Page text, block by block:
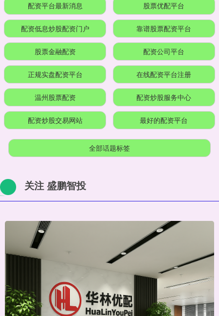
配资平台最新消息 股票优配平台
配资低息炒股配资门户 靠谱股票配资平台
股票金融配资 配资公司平台
正规实盘配资平台 在线配资平台注册
温州股票配资 配资炒股服务中心
配资炒股交易网站 最好的配资平台
全部话题标签
关注 盛鹏智投